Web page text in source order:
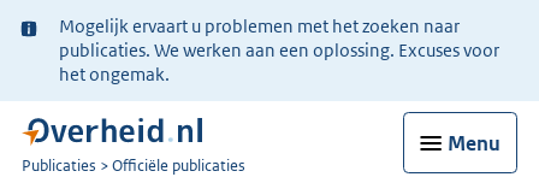
Ter
informatie:
Mogelijk ervaart u problemen met het zoeken naar
publicaties. We werken aan een oplossing. Excuses voor
het ongemak.
Menu
U
Publicaties Officiële publicaties